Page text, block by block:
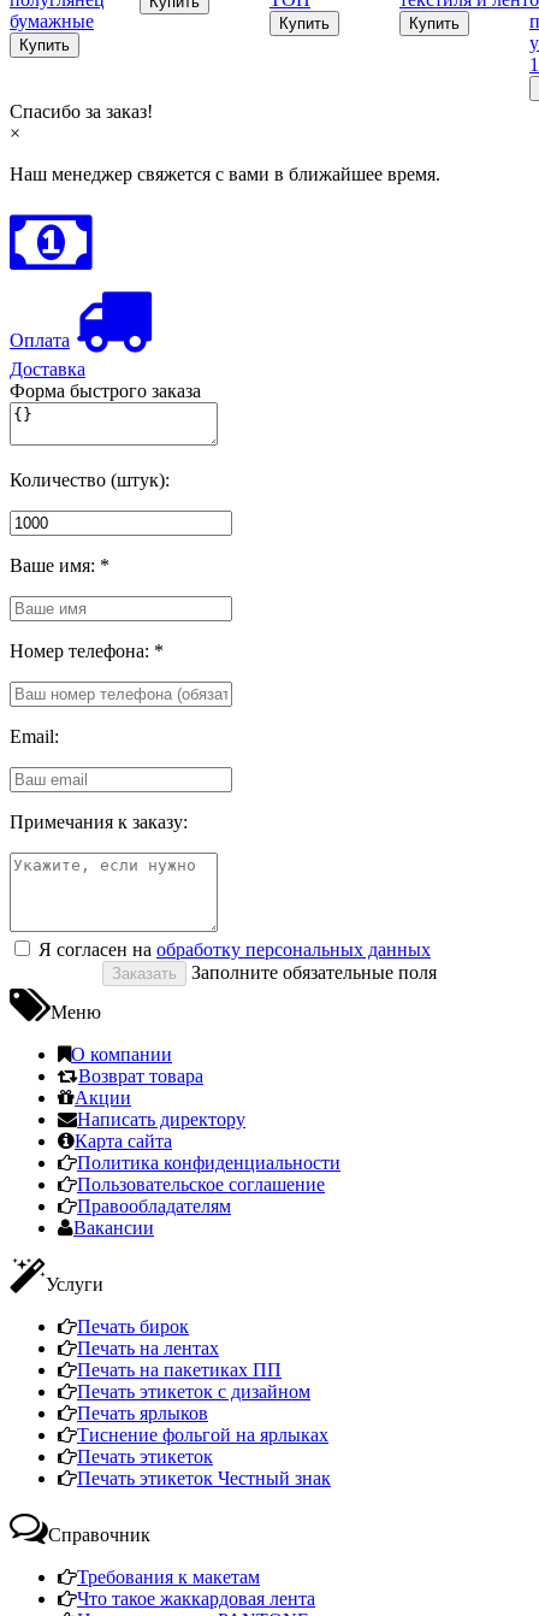
бумажные
Спасибо за заказ!
×
Наш менеджер свяжется с вами в ближайшее время.
Оплата
Доставка
Форма быстрого заказа
Количество (штук):
Ваше имя: *
Номер телефона: *
Email:
Примечания к заказу:
Я согласен на обработку персональных данных
Заполните обязательные поля
Меню
О компании
Возврат товара
Акции
Написать директору
Карта сайта
Политика конфиденциальности
Пользовательское соглашение
Правообладателям
Вакансии
Услуги
Печать бирок
Печать на лентах
Печать на пакетиках ПП
Печать этикеток с дизайном
Печать ярлыков
Тиснение фольгой на ярлыках
Печать этикеток
Печать этикеток Честный знак
Справочник
Требования к макетам
Что такое жаккардовая лента